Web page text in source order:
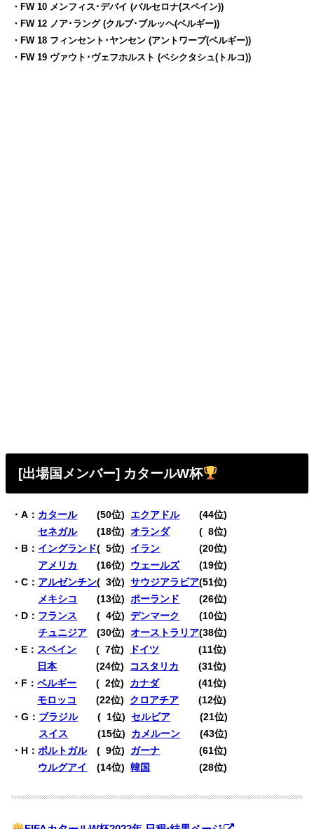
・FW 10 メンフィス･デパイ (バルセロナ(スペイン))
・FW 12 ノア･ラング (クルブ･ブルッヘ(ベルギー))
・FW 18 フィンセント･ヤンセン (アントワープ(ベルギー))
・FW 19 ヴァウト･ヴェフホルスト (ベシクタシュ(トルコ))
[出場国メンバー] カタールW杯
・A： カタール(50位) エクアドル(44位)
・A：セネガル(18位)オランダ( 08位)
・B： イングランド( 05位) イラン (20位)
アメリカ (16位) ウェールズ(19位)
・C： アルゼンチン( 03位)サウジアラビア(51位)
メキシコ (13位)ポーランド (26位)
・D： フランス ( 04位)デンマーク
(10位)
・D：チュニジア (30位)オーストラリア(38位)
・E： スペイン ( 07位) ドイツ (11位)
日本(24位) コスタリカ (31位)
・F：ベルギー ( 02位) カナダ(41位)
モロッコ (22位) クロアチア (12位)
・G： ブラジル( 1位)セルビア (21位)
スイス (15位) カメルーン (43位)
・H：ポルトガル( 09位) ガーナ (61位)
ウルグアイ (14位)韓国 (28位)